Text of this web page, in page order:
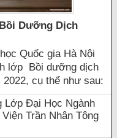
Dưỡng Dịch
Quốc gia Hà Nội
lớp Bồi dưỡng dịch
cụ thể như sau:
Lớp Đại Học Ngành
Trần Nhân Tông